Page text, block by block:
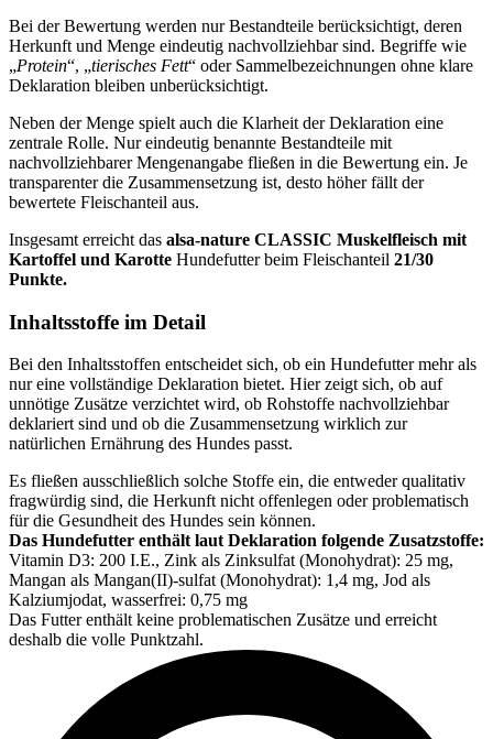
Bei der Bewertung werden nur Bestandteile berücksichtigt, deren
Herkunft und Menge eindeutig nachvollziehbar sind. Begriffe wie
„Protein“, „tierisches Fett“ oder Sammelbezeichnungen ohne klare
Deklaration bleiben unberücksichtigt.
Neben der Menge spielt auch die Klarheit der Deklaration eine
zentrale Rolle. Nur eindeutig benannte Bestandteile mit
nachvollziehbarer Mengenangabe fließen in die Bewertung ein. Je
transparenter die Zusammensetzung ist, desto höher fällt der
bewertete Fleischanteil aus.
Insgesamt erreicht das alsa-nature CLASSIC Muskelfleisch mit
Kartoffel und Karotte Hundefutter beim Fleischanteil 21/30
Punkte.
Inhaltsstoffe im Detail
Bei den Inhaltsstoffen entscheidet sich, ob ein Hundefutter mehr als
nur eine vollständige Deklaration bietet. Hier zeigt sich, ob auf
unnötige Zusätze verzichtet wird, ob Rohstoffe nachvollziehbar
deklariert sind und ob die Zusammensetzung wirklich zur
natürlichen Ernährung des Hundes passt.
Es fließen ausschließlich solche Stoffe ein, die entweder qualitativ
fragwürdig sind, die Herkunft nicht offenlegen oder problematisch
für die Gesundheit des Hundes sein können.
Das Hundefutter enthält laut Deklaration folgende Zusatzstoffe:
Vitamin D3: 200 I.E., Zink als Zinksulfat (Monohydrat): 25 mg,
Mangan als Mangan(II)-sulfat (Monohydrat): 1,4 mg, Jod als
Kalziumjodat, wasserfrei: 0,75 mg
Das Futter enthält keine problematischen Zusätze und erreicht
deshalb die volle Punktzahl.